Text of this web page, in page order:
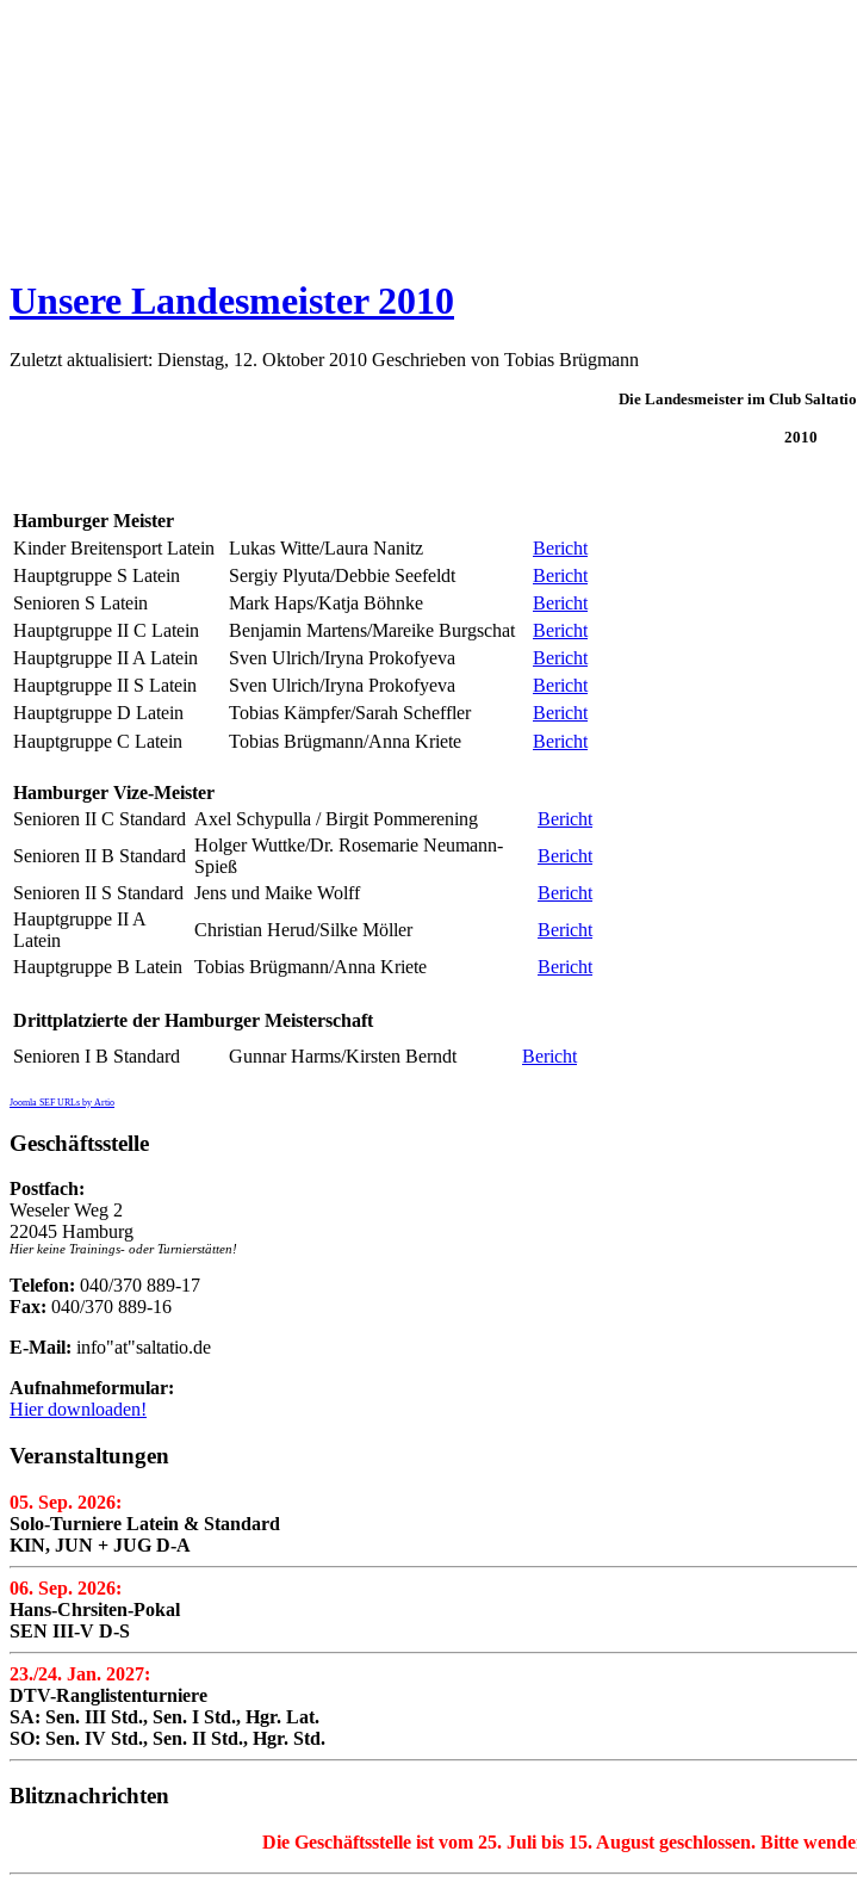
Unsere Landesmeister 2010
Zuletzt aktualisiert: Dienstag, 12. Oktober 2010 Geschrieben von Tobias Brügmann
Die Landesmeister im Club
2010
Hamburger Meister
Kinder Breitensport Latein
Lukas Witte/Laura Nanitz
Bericht
Hauptgruppe S Latein
Sergiy Plyuta/Debbie Seefeldt
Bericht
Senioren S Latein
Mark Haps/Katja Böhnke
Bericht
Hauptgruppe II C Latein
Benjamin Martens/Mareike Burgschat
Bericht
Hauptgruppe II A Latein
Sven Ulrich/Iryna Prokofyeva
Bericht
Hauptgruppe II S Latein
Sven Ulrich/Iryna Prokofyeva
Bericht
Hauptgruppe D Latein
Tobias Kämpfer/Sarah Scheffler
Bericht
Hauptgruppe C Latein
Tobias Brügmann/Anna Kriete Bericht
Hamburger Vize-Meister
Senioren II C Standard Axel Schypulla / Birgit Pommerening
Bericht
Senioren II B Standard
Holger Wuttke/Dr. Rosemarie Neumann-
Spieß
Bericht
Senioren II S Standard Jens und Maike Wolff
Bericht
Hauptgruppe II A
Latein
Christian Herud/Silke Möller
Bericht
Hauptgruppe B Latein
Tobias Brügmann/Anna Kriete Bericht
Drittplatzierte der Hamburger Meisterschaft
Senioren I B Standard
Gunnar Harms/Kirsten Berndt Bericht
Joomla SEF URLs by Artio
Geschäftsstelle
Postfach:
Weseler Weg 2
22045 Hamburg
Hier keine Trainings- oder Turnierstätten!
Telefon: 040/370 889-17
Fax: 040/370 889-16
E-Mail: info"at"saltatio.de
Aufnahmeformular:
Hier downloaden!
Veranstaltungen
05. Sep. 2026:
Solo-Turniere Latein & Standard
KIN, JUN + JUG D-A
06. Sep. 2026:
Hans-Chrsiten-Pokal
SEN III-V D-S
23./24. Jan. 2027:
DTV-Ranglistenturniere
SA: Sen. III Std., Sen. I Std., Hgr. Lat.
SO: Sen. IV Std., Sen. II Std., Hgr. Std.
Blitznachrichten
Die Geschäftsstelle ist vom 25. Juli bis 15. August geschlossen. Bitte